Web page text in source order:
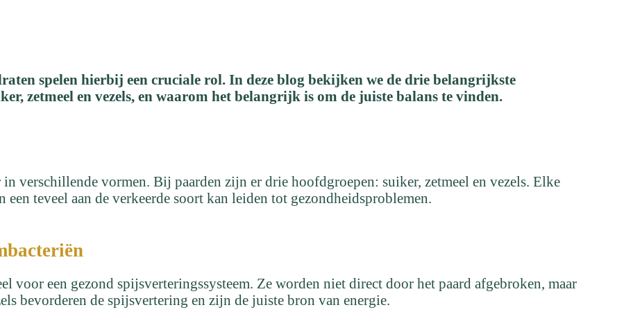
spelen hierbij een cruciale rol. In deze blog bekijken we de drie belangrijkste
zetmeel en vezels, en waarom het belangrijk is om de juiste balans te vinden.
verschillende vormen. Bij paarden zijn er drie hoofdgroepen: suiker, zetmeel en vezels. Elke
teveel aan de verkeerde soort kan leiden tot gezondheidsproblemen.
voor een gezond spijsverteringssysteem. Ze worden niet direct door het paard afgebroken, maar
bevorderen de spijsvertering en zijn de juiste bron van energie.